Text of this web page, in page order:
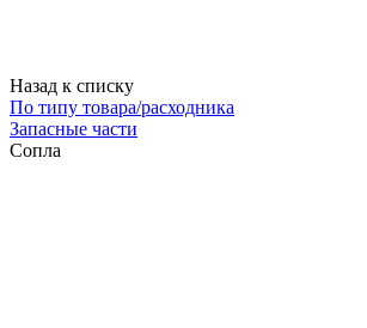
Назад к списку
По типу товара/расходника
Запасные части
Сопла